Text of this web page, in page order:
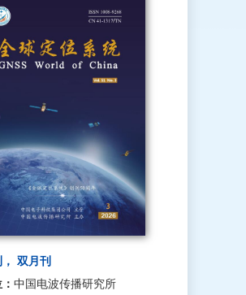
， 双月刊
中国电波传播研究所